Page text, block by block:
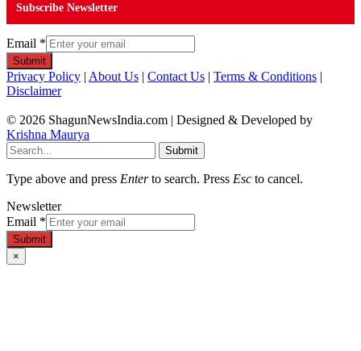
Subscribe Newsletter
Email *
Submit
Privacy Policy | About Us | Contact Us | Terms & Conditions |
Disclaimer
© 2026 ShagunNewsIndia.com | Designed & Developed by
Krishna Maurya
Submit
Type above and press Enterto search. Press Esc to cancel.
Newsletter
Email *
Submit
×